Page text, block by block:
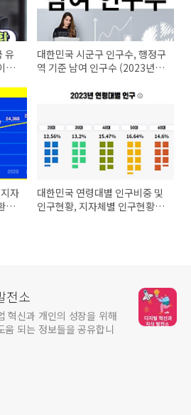
유
민
대한민국 시군구 인구수, 행정구
역 기준 남여 인구수 (2023년
자
경
대한민국 연령대별 인구비중 및
인구현황, 지자체별 인구현황
전소
혁신과 개인의 성장을 위해
움 되는 정보들을 공유합니